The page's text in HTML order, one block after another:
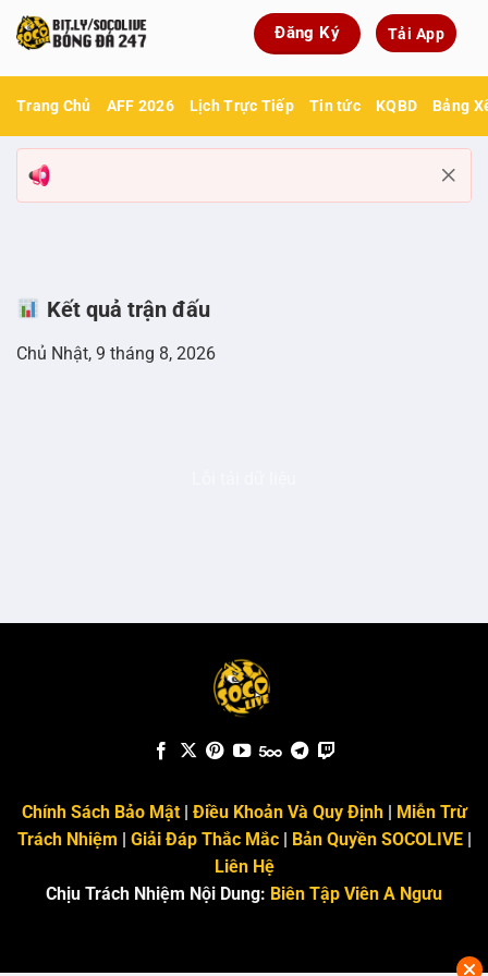
qua
Đăng Ký Tải App
Trang Chủ AFF 2026 Lịch Trực Tiếp Tin tức KQBD Bảng
Kết quả trận đấu
Chủ Nhật, 9 tháng 8, 2026
Chính Sách Bảo Mật| Điều Khoản Và Quy Định| Miễn Trừ
Trách Nhiệm | Giải Đáp Thắc Mắc| Bản Quyền SOCOLIVE|
Liên Hệ
Chịu Trách Nhiệm Nội Dung: Biên Tập Viên A Ngưu